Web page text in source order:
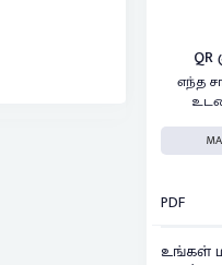
எந்த
PDF
உங்கள்